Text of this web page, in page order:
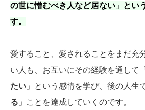
の世に憎むべき人など居ない 」
とい
す。
愛すること、愛されることをまだ充
い人も、お互いにその経験を通して「
たい 」という感情を学び、後の人生
る 」ことを達成していくのです。